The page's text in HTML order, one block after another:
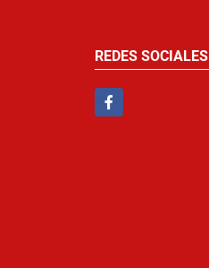
REDES SOCIALES
Facebook